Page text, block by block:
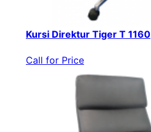
Kursi Direktur Tiger T 1160
Call for Price